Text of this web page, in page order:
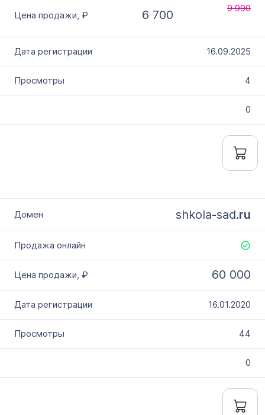
6 700 9 990
16.09.2025
4
0
shkola-sad.ru
60 000
16.01.2020
44
0